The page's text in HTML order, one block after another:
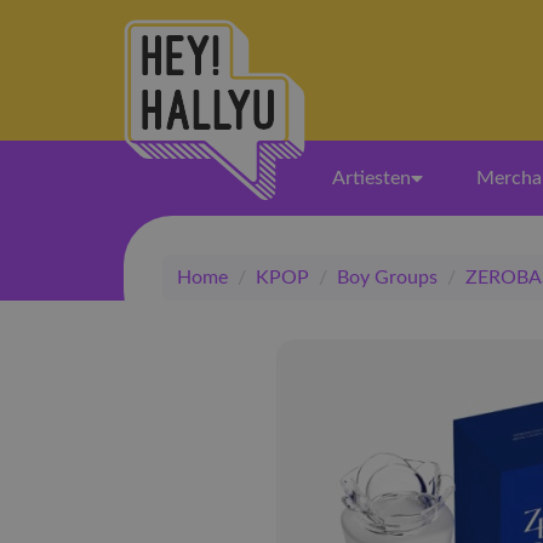
Artiesten
Home / KPOP / Boy Groups /